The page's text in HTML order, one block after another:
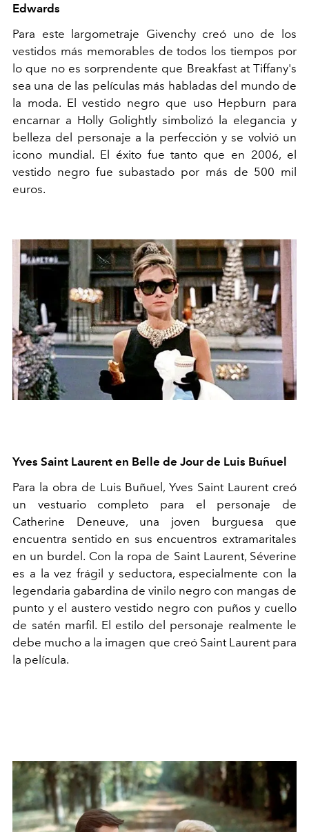
Edwards
Para este largometraje Givenchy creó uno de los
vestidos más memorables de todos los tiempos por
lo que no es sorprendente que Breakfast at Tiffany's
sea una de las películas más habladas del mundo de
la moda. El vestido negro que uso Hepburn para
encarnar a Holly Golightly simbolizó la elegancia y
belleza del personaje a la perfección y se volvió un
icono mundial. El éxito fue tanto que en 2006, el
vestido negro fue subastado por más de 500 mil
euros.
Yves Saint Laurent en Belle de Jour de Luis Buñuel
Para la obra de Luis Buñuel, Yves Saint Laurent creó
un vestuario completo para el personaje de
Catherine Deneuve, una joven burguesa que
encuentra sentido en sus encuentros extramaritales
en un burdel. Con la ropa de Saint Laurent, Séverine
es a la vez frágil y seductora, especialmente con la
legendaria gabardina de vinilo negro con mangas de
punto y el austero vestido negro con puños y cuello
de satén marfil. El estilo del personaje realmente le
debe mucho a la imagen que creó Saint Laurent para
la película.